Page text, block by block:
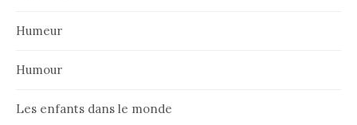
Humeur
Humour
Les enfants dans le monde